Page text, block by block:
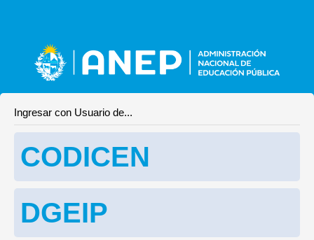
Ingresar con Usuario de...
CODICEN
DGEIP